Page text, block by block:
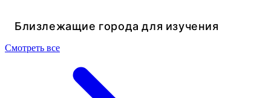
Близлежащие города для изучения
Смотреть все